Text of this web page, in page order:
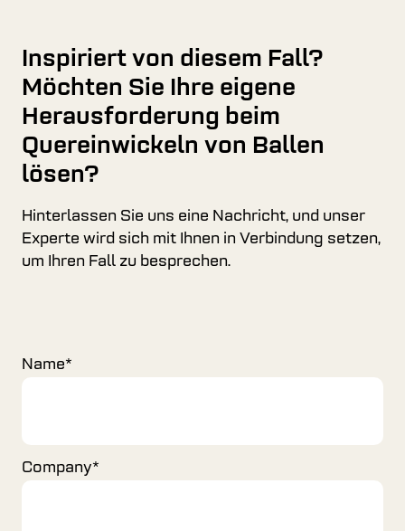
Inspiriert von diesem Fall?
Möchten Sie Ihre eigene
Herausforderung beim
Quereinwickeln von Ballen
lösen?
Hinterlassen Sie uns eine Nachricht, und unser
Experte wird sich mit Ihnen in Verbindung setzen,
um Ihren Fall zu besprechen.
Name*
Company*